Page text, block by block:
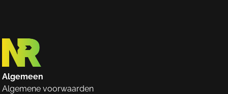
Algemeen
Algemene voorwaarden